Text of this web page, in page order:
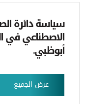
سياسة دائرة
الاصطناعي في
أبوظبي.
عرض الجميع